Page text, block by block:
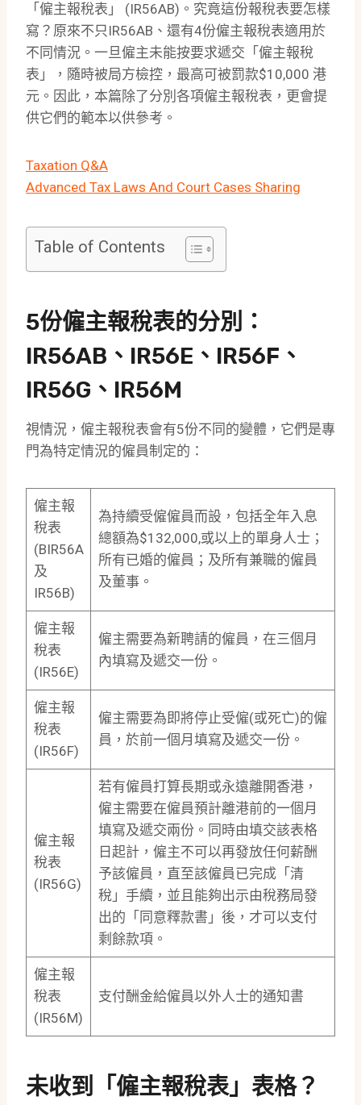
「僱主報稅表」 (IR56AB)。究竟這份報稅表要怎樣
寫？原來不只IR56AB、還有4份僱主報稅表適用於
不同情況。一旦僱主未能按要求遞交「僱主報稅
表」，隨時被局方檢控，最高可被罰款$10,000 港
元。因此，本篇除了分別各項僱主報稅表，更會提
供它們的範本以供參考。
Taxation Q&A
Advanced Tax Laws And Court Cases Sharing
Table of Contents
5份僱主報稅表的分別：
IR56AB、IR56E、IR56F、
IR56G、IR56M
視情況，僱主報稅表會有5份不同的變體，它們是專
門為特定情況的僱員制定的：
僱主報
稅表
(BIR56A
及
IR56B)
為持續受僱僱員而設，包括全年入息
總額為$132,000,或以上的單身人士；
所有已婚的僱員；及所有兼職的僱員
及董事。
僱主報
稅表
(IR56E)
僱主需要為新聘請的僱員，在三個月
內填寫及遞交一份。
僱主報
稅表
(IR56F)
僱主需要為即將停止受僱(或死亡)的僱
員，於前一個月填寫及遞交一份。
僱主報
稅表
(IR56G)
若有僱員打算長期或永遠離開香港，
僱主需要在僱員預計離港前的一個月
填寫及遞交兩份。同時由填交該表格
日起計，僱主不可以再發放任何薪酬
予該僱員，直至該僱員已完成「清
稅」手續，並且能夠出示由稅務局發
出的「同意釋款書」後，才可以支付
剩餘款項。
僱主報
稅表
(IR56M)
支付酬金給僱員以外人士的通知書
未收到「僱主報稅表」表格？